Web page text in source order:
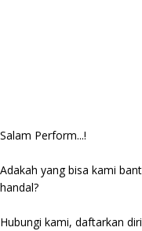
Salam Perform...!
Adakah yang bisa kami
handal?
Hubungi kami, daftarkan